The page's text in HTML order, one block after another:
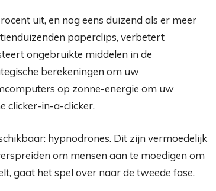
uit, en nog eens duizend als er meer
paperclips, verbetert
ongebruikte middelen in de
berekeningen om uw
op zonne-energie om uw
clicker-in-a-clicker.
hypnodrones. Dit zijn vermoedelijk
om mensen aan te moedigen om
gaat het spel over naar de tweede fase.